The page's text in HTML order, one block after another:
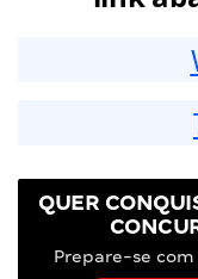
QUER
Prepare-se